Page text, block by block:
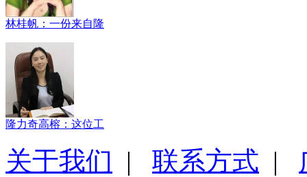
林桂帆：一份来自隆
隆力奇高榕：这位工
关于我们 | 联系方式 |